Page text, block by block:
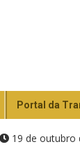
Portal da
19 de outubro